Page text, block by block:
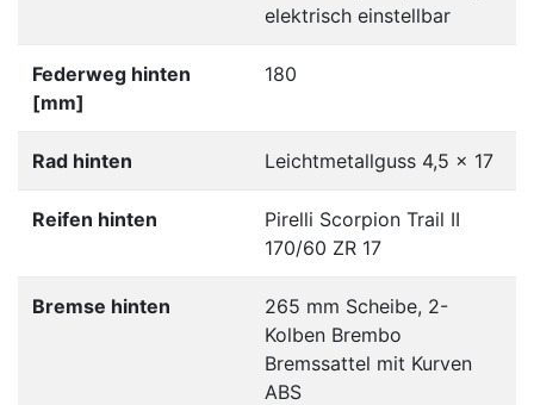
elektrisch einstellbar
Federweg hinten
[mm]
180
Rad hinten Leichtmetallguss 4,5 x 17
Reifen hinten
Pirelli Scorpion Trail II
170/60 ZR 17
Bremse hinten
265 mm Scheibe, 2-
Kolben Brembo
Bremssattel mit Kurven
ABS